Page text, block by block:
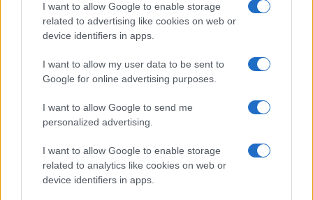
I want to allow Google to enable storage
related to advertising like cookies on web or
device identifiers in apps.
I want to allow my user data to be sent to
Google for online advertising purposes.
I want to allow Google to send me
personalized advertising.
I want to allow Google to enable storage
related to analytics like cookies on web or
device identifiers in apps.
Continua a leggere